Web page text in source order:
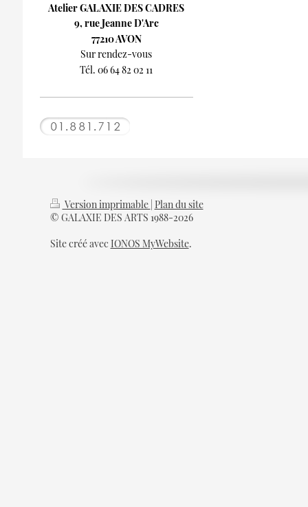
Atelier GALAXIE DES CADRES
9, rue Jeanne D'Arc
77210 AVON
Sur rendez-vous
Tél. 06 64 82 02 11
Version imprimable Plan du site
© GALAXIE DES ARTS 1988-2026
Site créé avec IONOS MyWebsite.